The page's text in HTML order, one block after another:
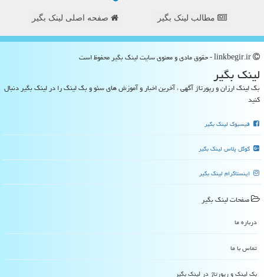
مطالب لینک بگیر صفحه اصلی لینک بگیر
لینك بگیر
بک لینک ارزان و رپورتاژ آگهی ، آخرین اخبار و آموزش های سئو و بک لینک را در لینک بگیر دنبال
کنید
فیسبوک لینک بگیر
گوگل پلاس لینک بگیر
اینستاگرام لینک بگیر
صفحات لینك بگیر
درباره ما
تماس با ما
بک لینک و رپورتاژ در لینك بگیر